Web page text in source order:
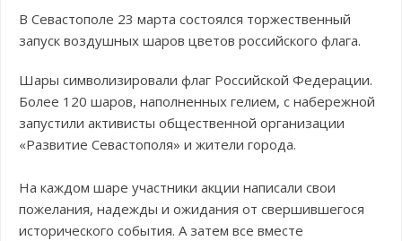
В Севастополе 23 марта состоялся торжественный
запуск воздушных шаров цветов российского флага.
Шары символизировали флаг Российской Федерации.
Более 120 шаров, наполненных гелием, с набережной
запустили активисты общественной организации
«Развитие Севастополя» и жители города.
На каждом шаре участники акции написали свои
пожелания, надежды и ожидания от свершившегося
исторического события. А затем все вместе